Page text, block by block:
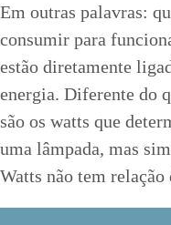
Em outras palavras:
consumir para
estão diretamente
energia. Diferente do
são os watts que
uma lâmpada, mas
Watts não tem